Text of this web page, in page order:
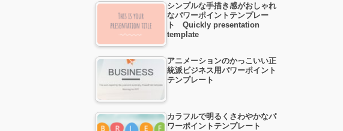
シンプルな手描き感がおしゃれ
なパワーポイントテンプレー
ト Quickly presentation
template
アニメーションのかっこいい正
統派ビジネス用パワーポイント
テンプレート
カラフルで明るくさわやかなパ
ワーポイントテンプレート